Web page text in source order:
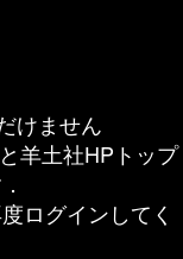
けません
羊土社HPトップ
ログインしてく